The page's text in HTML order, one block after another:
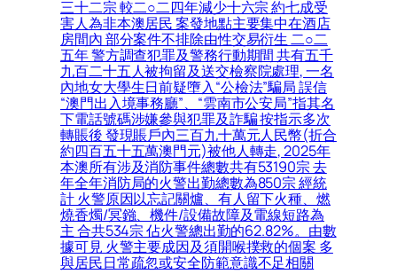
三十二宗 較二○二四年減少十六宗 約七成受
害人為非本澳居民 案發地點主要集中在酒店
房間內 部分案件不排除由性交易衍生 二○二
五年 警方調查犯罪及警務行動期間 共有五千
九百二十五人被拘留及送交檢察院處理, 一名
內地女大學生日前疑墮入“公檢法”騙局 誤信
“澳門出入境事務廳”、“雲南市公安局”指其名
下電話號碼涉嫌參與犯罪及詐騙 按指示多次
轉賬後 發現賬戶內三百九十萬元人民幣(折合
約四百五十五萬澳門元)被他人轉走, 2025年
本澳所有涉及消防事件總數共有53190宗 去
年全年消防局的火警出勤總數為850宗 經統
計 火警原因以忘記關爐、有人留下火種、燃
燒香燭/冥鏹、機件/設備故障及電線短路為
主 合共534宗 佔火警總出勤的62.82%。由數
據可見 火警主要成因及須開喉撲救的個案 多
與居民日常疏忽或安全防範意識不足相關